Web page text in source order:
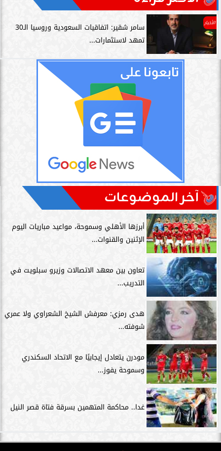
الأخبار
سامر شقير: اتفاقيات السعودية وروسيا الـ30
تمهد لاستثمارات...
آخر الموضوعات
أبرزها الأهلي وسموحة، مواعيد مباريات اليوم
الإثنين والقنوات...
تعاون بين معهد الاتصالات وزيرو سبلويت في
التدريب...
هدى رمزي: معرفش الشيخ الشعراوي ولا عمري
شوفته...
مودرن يتعادل إيجابيًا مع الاتحاد السكندري
وسموحة يفوز...
غدا.. محاكمة المتهمين بسرقة فتاة قصر النيل